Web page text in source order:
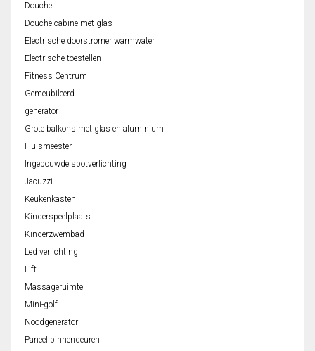
Douche
Douche cabine met glas
Electrische doorstromer warmwater
Electrische toestellen
Fitness Centrum
Gemeubileerd
generator
Grote balkons met glas en aluminium
Huismeester
Ingebouwde spotverlichting
Jacuzzi
Keukenkasten
Kinderspeelplaats
Kinderzwembad
Led verlichting
Lift
Massageruimte
Mini-golf
Noodgenerator
Paneel binnendeuren